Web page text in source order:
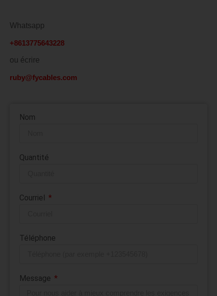
Whatsapp
+8613775643228
ou écrire
ruby@fycables.com
Nom
Quantité
Courriel
Téléphone
Message